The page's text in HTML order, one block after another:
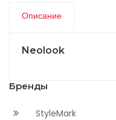
Описание
Neolook
Бренды
StyleMark